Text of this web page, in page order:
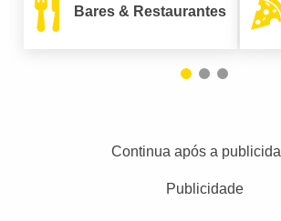
Bares & Restaurantes
Continua após a
Publicidade